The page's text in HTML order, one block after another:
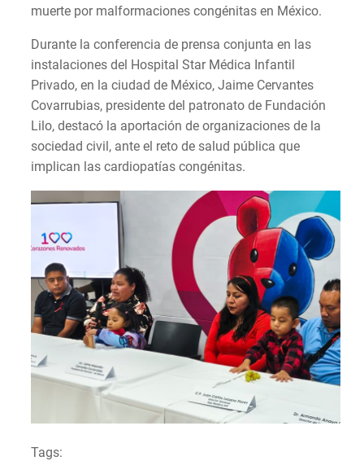
muerte por malformaciones congénitas en México.
Durante la conferencia de prensa conjunta en las
instalaciones del Hospital Star Médica Infantil
Privado, en la ciudad de México, Jaime Cervantes
Covarrubias, presidente del patronato de Fundación
Lilo, destacó la aportación de organizaciones de la
sociedad civil, ante el reto de salud pública que
implican las cardiopatías congénitas.
Tags: